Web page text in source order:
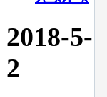
2018-5-
2